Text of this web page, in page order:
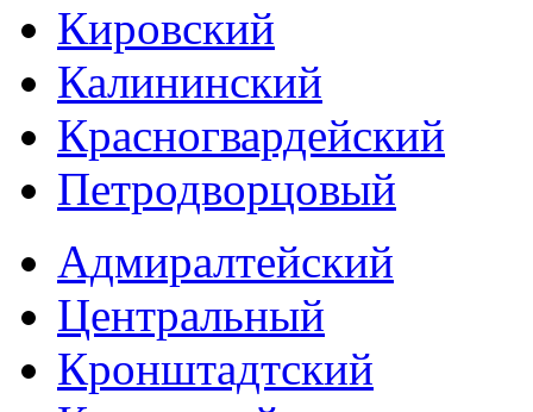
Кировский
Калининский
Красногвардейский
Петродворцовый
Адмиралтейский
Центральный
Кронштадтский